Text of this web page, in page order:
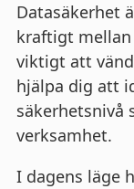
Datasäkerhet
kraftigt mellan
viktigt att
hjälpa dig att
säkerhetsnivå
verksamhet.
I dagens läge